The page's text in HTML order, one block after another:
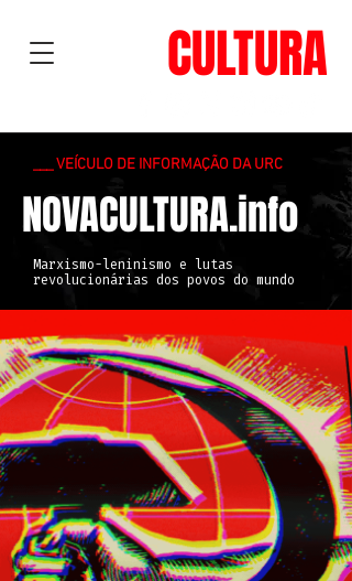
CULTURA
___ VEÍCULO DE INFORMAÇÃO DA URC
NOVACULTURA.info
Marxismo-leninismo e lutas
revolucionárias dos povos do mundo